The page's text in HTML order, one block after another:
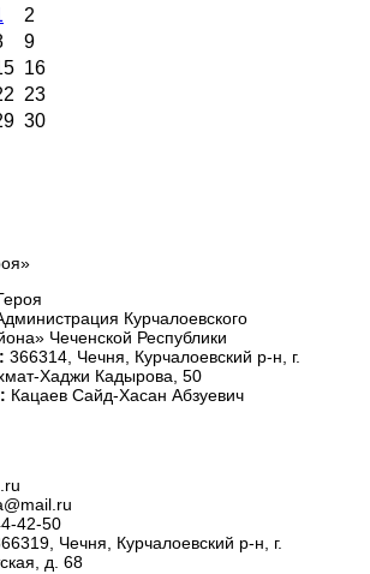
2
9
16
23
30
Курчалоевского
Чеченской Республики
366314, Чечня, Курчалоевский р-н, г.
Хаджи Кадырова, 50
Кацаев Сайд-Хасан Абзуевич
42-50
Чечня, Курчалоевский р-н, г.
д. 68